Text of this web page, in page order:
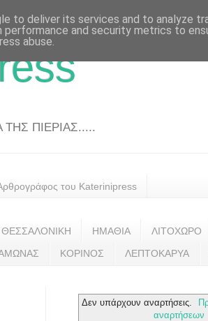
ΠΙΕΡΙΑΣ.....
Αρθρογράφος του Katerinipress
ΘΕΣΣΑΛΟΝΙΚΗ ΗΜΑΘΙΑ ΛΙΤΟΧΩΡΟ
ΚΟΡΙΝΟΣ ΛΕΠΤΟΚΑΡΥΑ
Δεν υπάρχουν αναρτήσεις.
αναρτήσεων
to deliver its services and to analyze
performance and security metrics to
abuse.